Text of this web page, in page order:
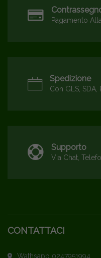
Pagamento
Spedizione
Con GLS, SDA,
Supporto
Via Chat,
CONTATTACI
Wathsapp 0247951994